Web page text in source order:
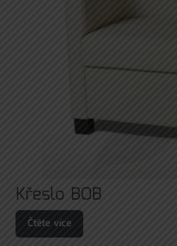
Křeslo BOB
Čtěte více